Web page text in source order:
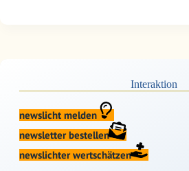
Interaktion
newslicht melden
newsletter bestellen
newslichter wertschätzen